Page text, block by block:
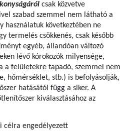
csak közvetve
szabad szemmel nem látható a
használatuk következtében ne
termelés csökkenés, csak később
egyéb, állandóan változó
lévő kórokozók milyensége,
a felületekre tapadó, szemmel nem
hőmérséklet, stb.) is befolyásolják,
hatásától függ a siker. A
kiválasztásához az
célra engedélyezett